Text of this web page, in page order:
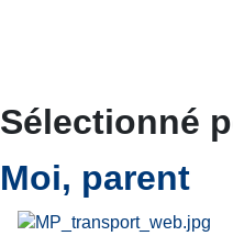
Sélectionné
Moi, parent